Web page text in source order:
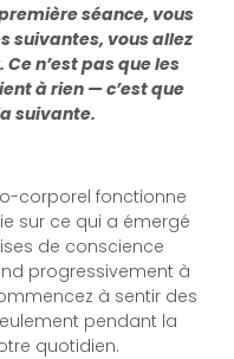
séance, vous
suivantes, vous allez
n’est pas que les
à rien — c’est que
suivante.
corporel fonctionne
sur ce qui a émergé
de conscience
progressivement à
à sentir des
pendant la
quotidien.